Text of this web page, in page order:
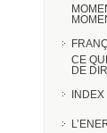
CE
DE
INDEX